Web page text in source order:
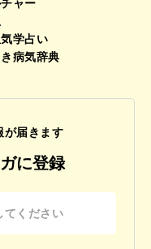
ャー
学占い
病気辞典
が届きます
に登録